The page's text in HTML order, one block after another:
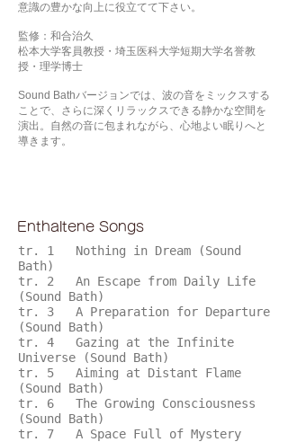
意識の豊かな向上に役立てて下さい。
監修：和合治久
松本大学客員教授・埼玉医科大学短期大学名誉教
授・理学博士
Sound Bathバージョンでは、波の音をミックスする
ことで、さらに深くリラックスできる静かな空間を
演出。自然の音に包まれながら、心地よい眠りへと
導きます。
Enthaltene Songs
tr. 1 Nothing in Dream (Sound
Bath)
tr. 2 An Escape from Daily Life
(Sound Bath)
tr. 3 A Preparation for Departure
(Sound Bath)
tr. 4 Gazing at the Infinite
Universe (Sound Bath)
tr. 5 Aiming at Distant Flame
(Sound Bath)
tr. 6 The Growing Consciousness
(Sound Bath)
tr. 7 A Space Full of Mystery